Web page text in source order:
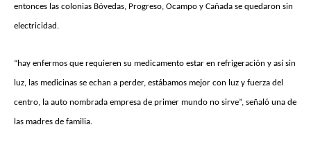
entonces las colonias Bóvedas, Progreso, Ocampo y Cañada se quedaron sin
electricidad.
“hay enfermos que requieren su medicamento estar en refrigeración y así sin
luz, las medicinas se echan a perder, estábamos mejor con luz y fuerza del
centro, la auto nombrada empresa de primer mundo no sirve”, señaló una de
las madres de familia.